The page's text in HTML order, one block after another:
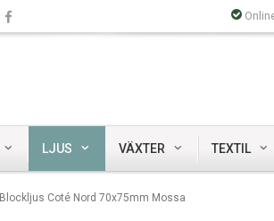
LJUS VÄXTER TEXTIL
Blockljus Coté Nord 70x75mm Mossa